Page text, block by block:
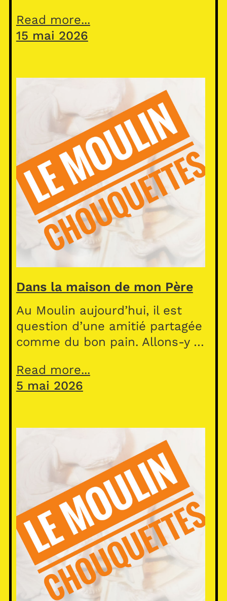
Read more...
15 mai 2026
Dans la maison de mon Père
Au Moulin aujourd’hui, il est
question d’une amitié partagée
comme du bon pain. Allons-y …
Read more...
5 mai 2026